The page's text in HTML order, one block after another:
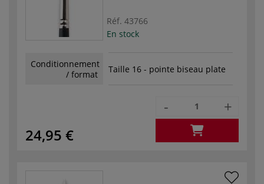
Réf. 43766
En stock
Conditionnement
/ format
Taille 16 - pointe biseau plate
24,95 €
- +